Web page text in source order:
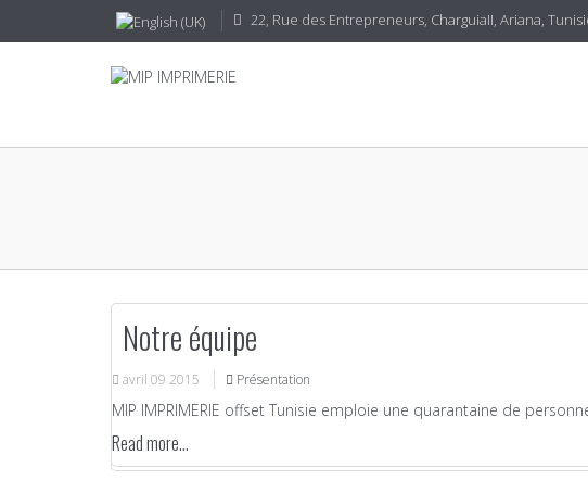
22, Rue des Entrepreneurs, CharguiaII, Ariana,
Notre équipe
avril 09 2015 Présentation
MIP IMPRIMERIE offset Tunisie emploie une quarantaine de
Read more...